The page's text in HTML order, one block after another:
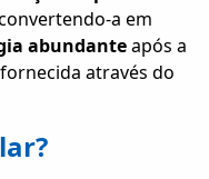
a em
abundanteapós a
através do